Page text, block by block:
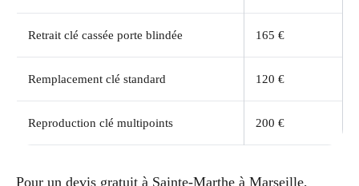
Retrait clé cassée porte blindée 165 €
Remplacement clé standard 120 €
Reproduction clé multipoints 200 €
Pour un devis gratuit à Sainte-Marthe à Marseille,